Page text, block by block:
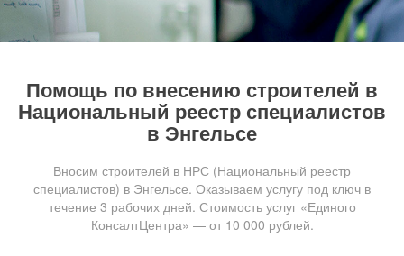
Помощь по внесению строителей в
Национальный реестр специалистов
в Энгельсе
Вносим строителей в НРС (Национальный реестр
специалистов) в Энгельсе. Оказываем услугу под ключ в
течение 3 рабочих дней. Стоимость услуг «Единого
КонсалтЦентра» — от 10 000 рублей.